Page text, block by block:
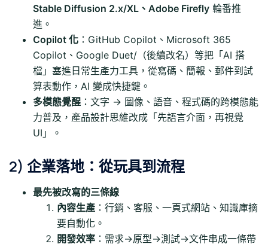
Stable Diffusion 2.x/XL、Adobe Firefly 輪番推
進。
Copilot 化 ：GitHub Copilot、Microsoft 365
Copilot、Google Duet/（後續改名）等把「AI 搭
檔」塞進日常生產力工具，從寫碼、簡報、郵件到試
算表動作，AI 變成快捷鍵。
多模態覺醒 ：文字 → 圖像、語音、程式碼的跨模態能
力普及，產品設計思維改成「先語言介面，再視覺
UI」。
2) 企業落地：從玩具到流程
最先被改寫的三條線
內容生產 ：行銷、客服、一頁式網站、知識庫摘
要自動化。
開發效率 ：需求→原型→測試→文件串成一條帶